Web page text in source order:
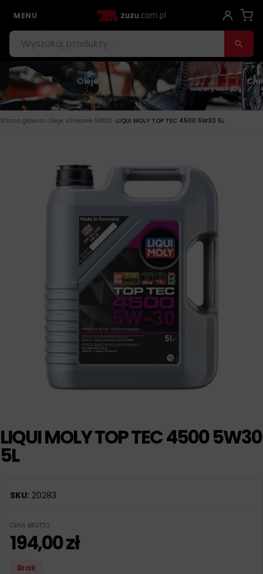
MENU
Oleje
Strona główna › Oleje silnikowe 5W30 › LIQUI MOLY TOP TEC 4500 5W30 5L
LIQUI MOLY TOP TEC 4500 5W30
5L
SKU: 20283
CENA BRUTTO
194,00zł
Brak